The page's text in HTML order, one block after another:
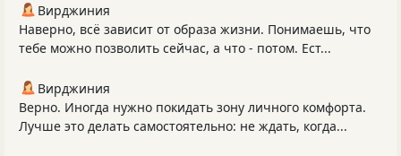
Вирджиния
Наверно, всё зависит от образа жизни. Понимаешь, что
тебе можно позволить сейчас, а что - потом. Ест...
Вирджиния
Верно. Иногда нужно покидать зону личного комфорта.
Лучше это делать самостоятельно: не ждать, когда...